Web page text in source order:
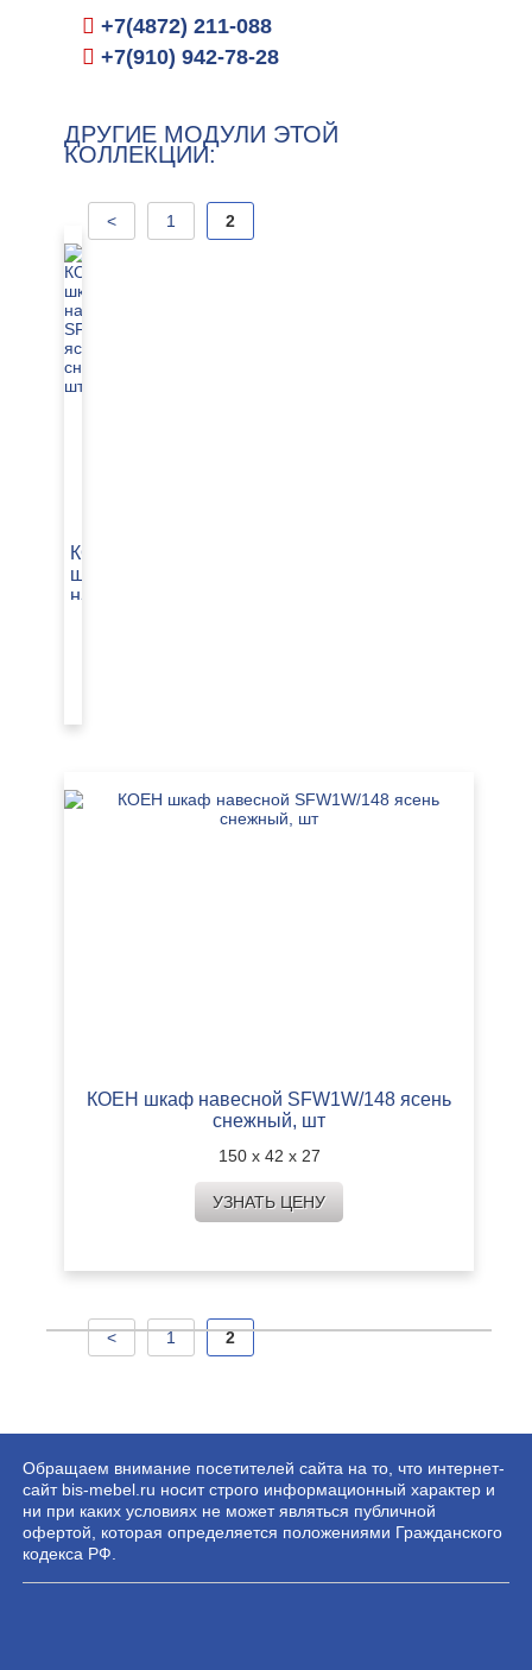
+7(4872) 211-088
+7(910) 942-78-28
ДРУГИЕ МОДУЛИ ЭТОЙ
КОЛЛЕКЦИИ:
< 1 2
КОЕН
шкаф
навесной
КОЕН шкаф навесной SFW1W/148 ясень
снежный, шт
150 х 42 х 27
УЗНАТЬ ЦЕНУ
< 1 2
Обращаем внимание посетителей сайта на то, что интернет-
сайт bis-mebel.ru носит строго информационный характер и
ни при каких условиях не может являться публичной
офертой, которая определяется положениями Гражданского
кодекса РФ.